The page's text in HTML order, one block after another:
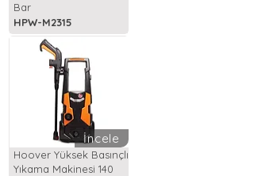
Bar
HPW-M2315
İncele
Hoover Yüksek Basınçlı
Yıkama Makinesi 140